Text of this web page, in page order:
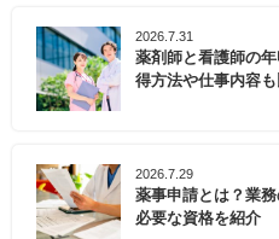
2026.7.31
薬剤師と看護師の
得方法や仕事内容
2026.7.29
薬事申請とは？業
必要な資格を紹介